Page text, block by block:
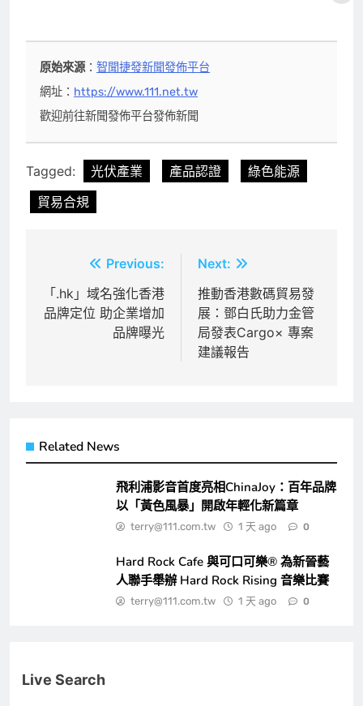
原始來源：智聞捷發新聞發佈平台
網址： https://www.111.net.tw
歡迎前往新聞發佈平台發佈新聞
Tagged: 光伏產業 產品認證
綠色能源
貿易合規
章
導
Previous:
「.hk」域名強化香港
品牌定位 助企業增加
品牌曝光
Next:
推動香港數碼貿易發
展：鄧白氏助力金管
局發表Cargo× 專案
建議報告
Related News
飛利浦影音首度亮相ChinaJoy：百年品牌
以「黃色風暴」開啟年輕化新篇章
terry@111.com.tw 1 天 ago 0
Hard Rock Cafe 與可口可樂® 為新晉藝
人聯手舉辦 Hard Rock Rising 音樂比賽
terry@111.com.tw 1 天 ago 0
Live Search